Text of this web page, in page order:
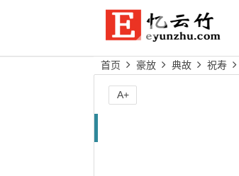
首页 豪放 典故 祝寿
A+